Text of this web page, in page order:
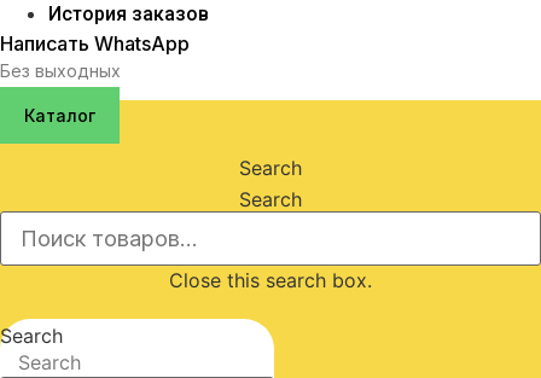
История заказов
Написать WhatsApp
Без выходных
Каталог
Search
Search
Close this search box.
Search
Search